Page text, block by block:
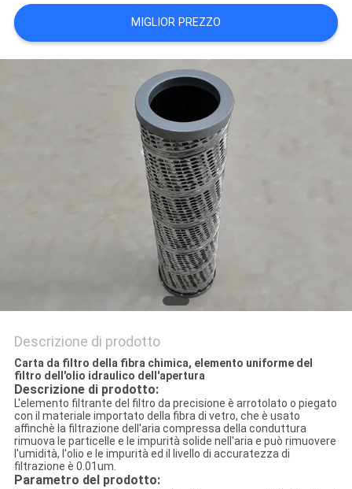
MIGLIOR PREZZO
Descrizione di prodotto
Carta da filtro della fibra chimica, elemento uniforme del
filtro dell'olio idraulico dell'apertura
Descrizione di prodotto:
L'elemento filtrante del filtro da precisione è arrotolato o piegato
con il materiale importato della fibra di vetro, che è usato
affinchè la filtrazione dell'aria compressa della conduttura
rimuova le particelle e le impurità solide nell'aria e può rimuovere
l'umidità, l'olio e le impurità ed il livello di accuratezza di
filtrazione è 0.01um.
Parametro del prodotto: